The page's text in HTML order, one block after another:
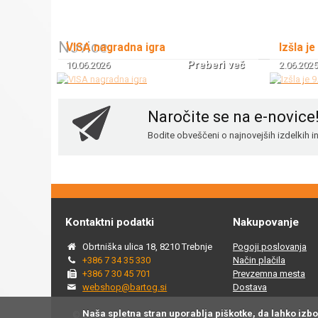
Novice
VISA nagradna igra
10.06.2026 Preberi več
Izšla
2.06.2025
Naročite se na e-novice!
Bodite obveščeni o najnovejših izdelkih
Kontaktni podatki
Obrtniška ulica 18, 8210 Trebnje
+386 7 34 35 330
+386 7 30 45 701
webshop@bartog.si
Nakupovanje
Pogoji poslovanja
Način plačila
Prevzemna mesta
Dostava
© 2015 - 2025 Spletna trgovina Bartog, v spletni trgovini
Naša spletna stran uporablja piškotke, da lahko